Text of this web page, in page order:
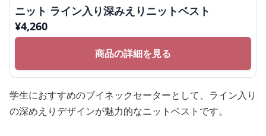
ニット ライン入り深みえりニットベスト
¥4,260
商品の詳細を見る
学生におすすめのブイネックセーターとして、ライン入り
の深めえりデザインが魅力的なニットベストです。